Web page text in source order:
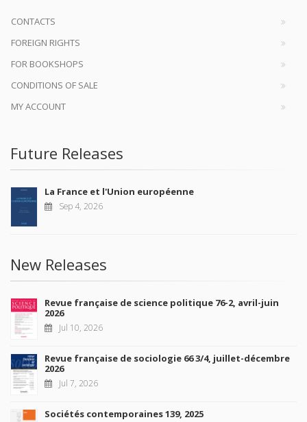
CONTACTS
FOREIGN RIGHTS
FOR BOOKSHOPS
CONDITIONS OF SALE
MY ACCOUNT
Future Releases
La France et l'Union européenne
Sep 4, 2026
New Releases
Revue française de science politique 76-2, avril-juin
2026
Jul 10, 2026
Revue française de sociologie 66 3/4, juillet-décembre
2026
Jul 7, 2026
Sociétés contemporaines 139, 2025